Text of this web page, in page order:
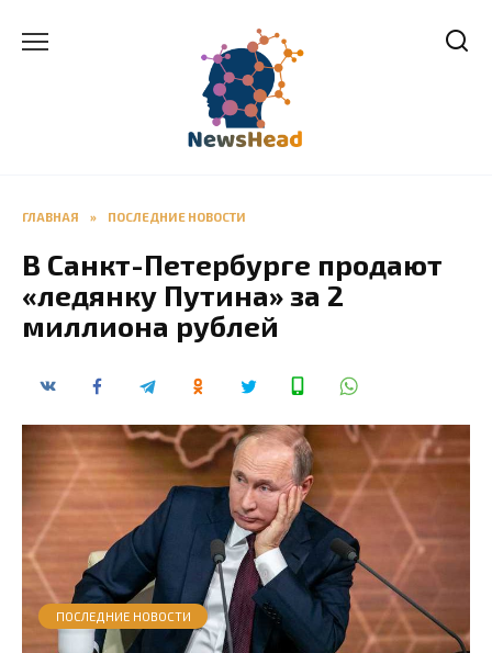
ГЛАВНАЯ » ПОСЛЕДНИЕ НОВОСТИ
В Санкт-Петербурге продают
«ледянку Путина» за 2
миллиона рублей
ПОСЛЕДНИЕ НОВОСТИ